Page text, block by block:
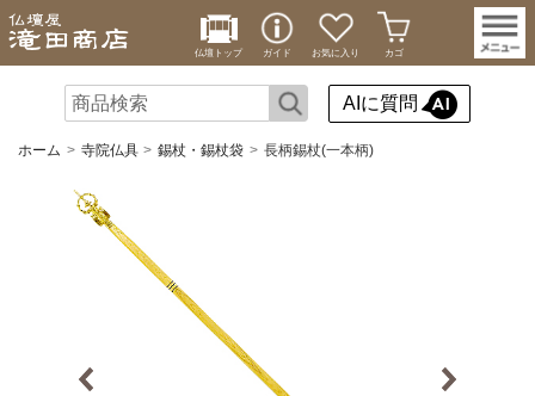
仏壇トップ ガイド お気に入り カゴ
AIに質問
ホーム 寺院仏具 錫杖・錫杖袋 長柄錫杖(一本柄)